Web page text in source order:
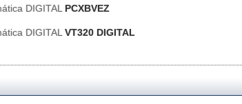
DIGITAL PCXBVEZ
DIGITAL VT320 DIGITAL